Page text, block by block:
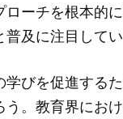
ローチを根本的
及に注目してい
びを促進する
。教育界にお